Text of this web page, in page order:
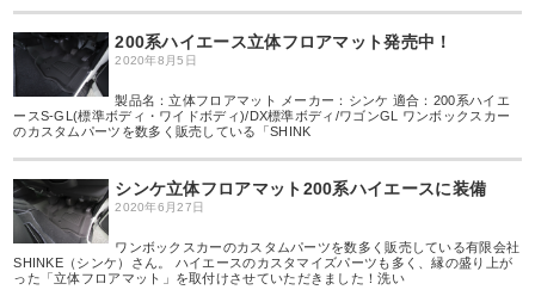
200系ハイエース立体フロアマット発売中！
2020年8月5日
製品名：立体フロアマット メーカー：シンケ 適合：200系ハイエ
ースS-GL(標準ボディ・ワイドボディ)/DX標準ボディ/ワゴンGL ワンボックスカー
のカスタムパーツを数多く販売している「SHINK
シンケ立体フロアマット200系ハイエースに装備
2020年6月27日
ワンボックスカーのカスタムパーツを数多く販売している有限会社
SHINKE（シンケ）さん。 ハイエースのカスタマイズパーツも多く、縁の盛り上が
った「立体フロアマット」を取付けさせていただきました！洗い